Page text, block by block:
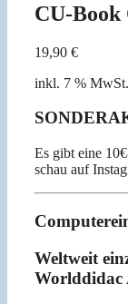
CU-
19,90 €
inkl. 7 % MwSt.
Es gibt eine
schau auf
Weltweit
Worlddidac